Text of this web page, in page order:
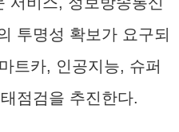
투명성 확보가 요구되
트카, 인공지능, 슈퍼
점검을 추진한다.